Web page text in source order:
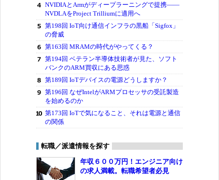
NVIDIAとArmがディープラーニングで提携――
NVDLAをProject Trilliumに適用へ
第198回 IoT向け通信インフラの黒船「Sigfox」
の脅威
第163回 MRAMの時代がやってくる？
第194回 ベテラン半導体技術者が見た、ソフト
バンクのARM買収にある思惑
第189回 IoTデバイスの電源どうしますか？
第196回 なぜIntelがARMプロセッサの受託製造
を始めるのか
第173回 IoTで気になること、それは電源と通信
の関係
転職／派遣情報を探す
年収６００万円！エンジニア向け
の求人満載。転職希望者必見